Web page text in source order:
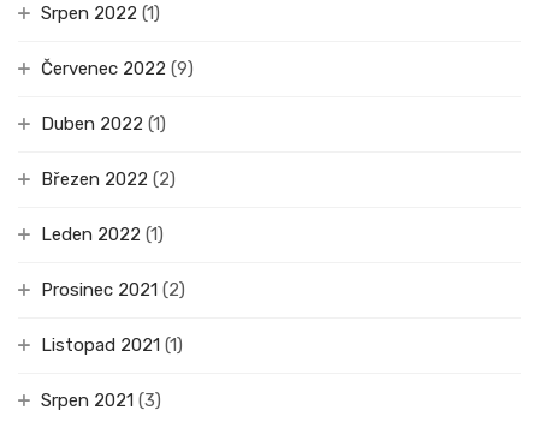
Srpen 2022 (1)
Červenec 2022 (9)
Duben 2022 (1)
Březen 2022 (2)
Leden 2022 (1)
Prosinec 2021 (2)
Listopad 2021 (1)
Srpen 2021 (3)